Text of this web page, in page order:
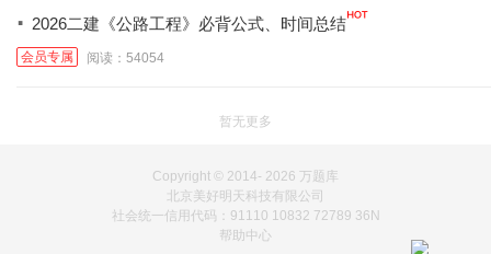
· 2026二建《公路工程》必背公式、时间总结
会员专属 阅读：54054
暂无更多
Copyright © 2014- 2026 万题库
北京美好明天科技有限公司
社会统一信用代码：91110 10832 72789 36N
帮助中心